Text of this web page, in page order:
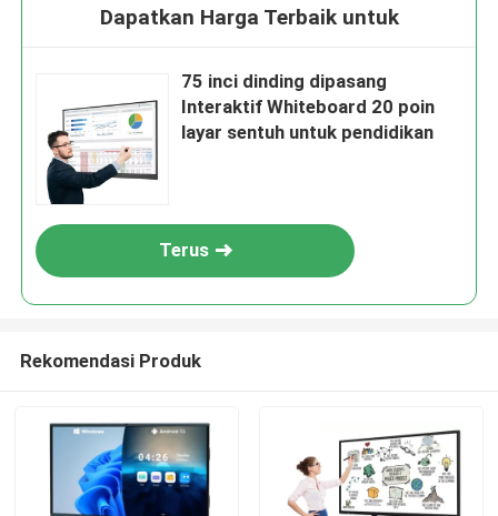
Dapatkan Harga Terbaik untuk
75 inci dinding dipasang
Interaktif Whiteboard 20 poin
layar sentuh untuk pendidikan
Terus
Rekomendasi Produk